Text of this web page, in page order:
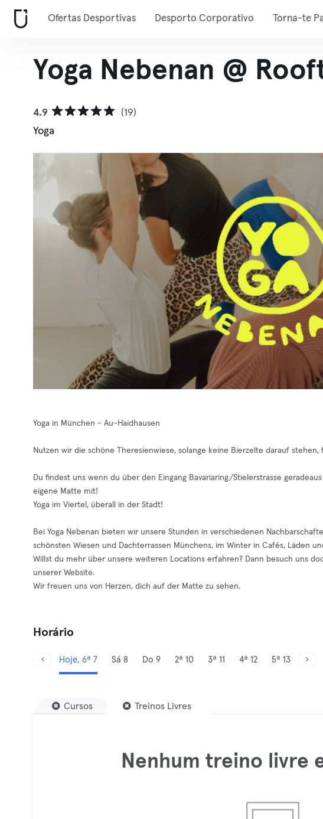
Ofertas Desportivas Desporto Corporativo Torna-te
Yoga Nebenan @
4.9
(19)
Yoga
Yoga in München - Au-Haidhausen
Nutzen wir die schöne Theresienwiese, solange keine Bierzelte darauf
Du findest uns wenn du über den Eingang Bavariaring/Stielerstrasse
eigene Matte mit!
Yoga im Viertel, überall in der Stadt!
Bei Yoga Nebenan bieten wir unsere Stunden in verschiedenen
schönsten Wiesen und Dachterrassen Münchens, im Winter in Cafés, Läden
Willst du mehr über unsere weiteren Locations erfahren? Dann besuch uns
unserer Website.
Wir freuen uns von Herzen, dich auf der Matte zu sehen.
Horário
Hoje, 6ª 7 Sá 8 Do 9 2ª 10 3ª 11 4ª 12 5ª 13
Cursos Treinos Livres
Nenhum treino livre